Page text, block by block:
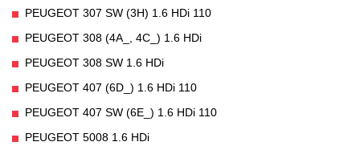
PEUGEOT 307 SW (3H) 1.6 HDi 110
PEUGEOT 308 (4A_, 4C_) 1.6 HDi
PEUGEOT 308 SW 1.6 HDi
PEUGEOT 407 (6D_) 1.6 HDi 110
PEUGEOT 407 SW (6E_) 1.6 HDi 110
PEUGEOT 5008 1.6 HDi